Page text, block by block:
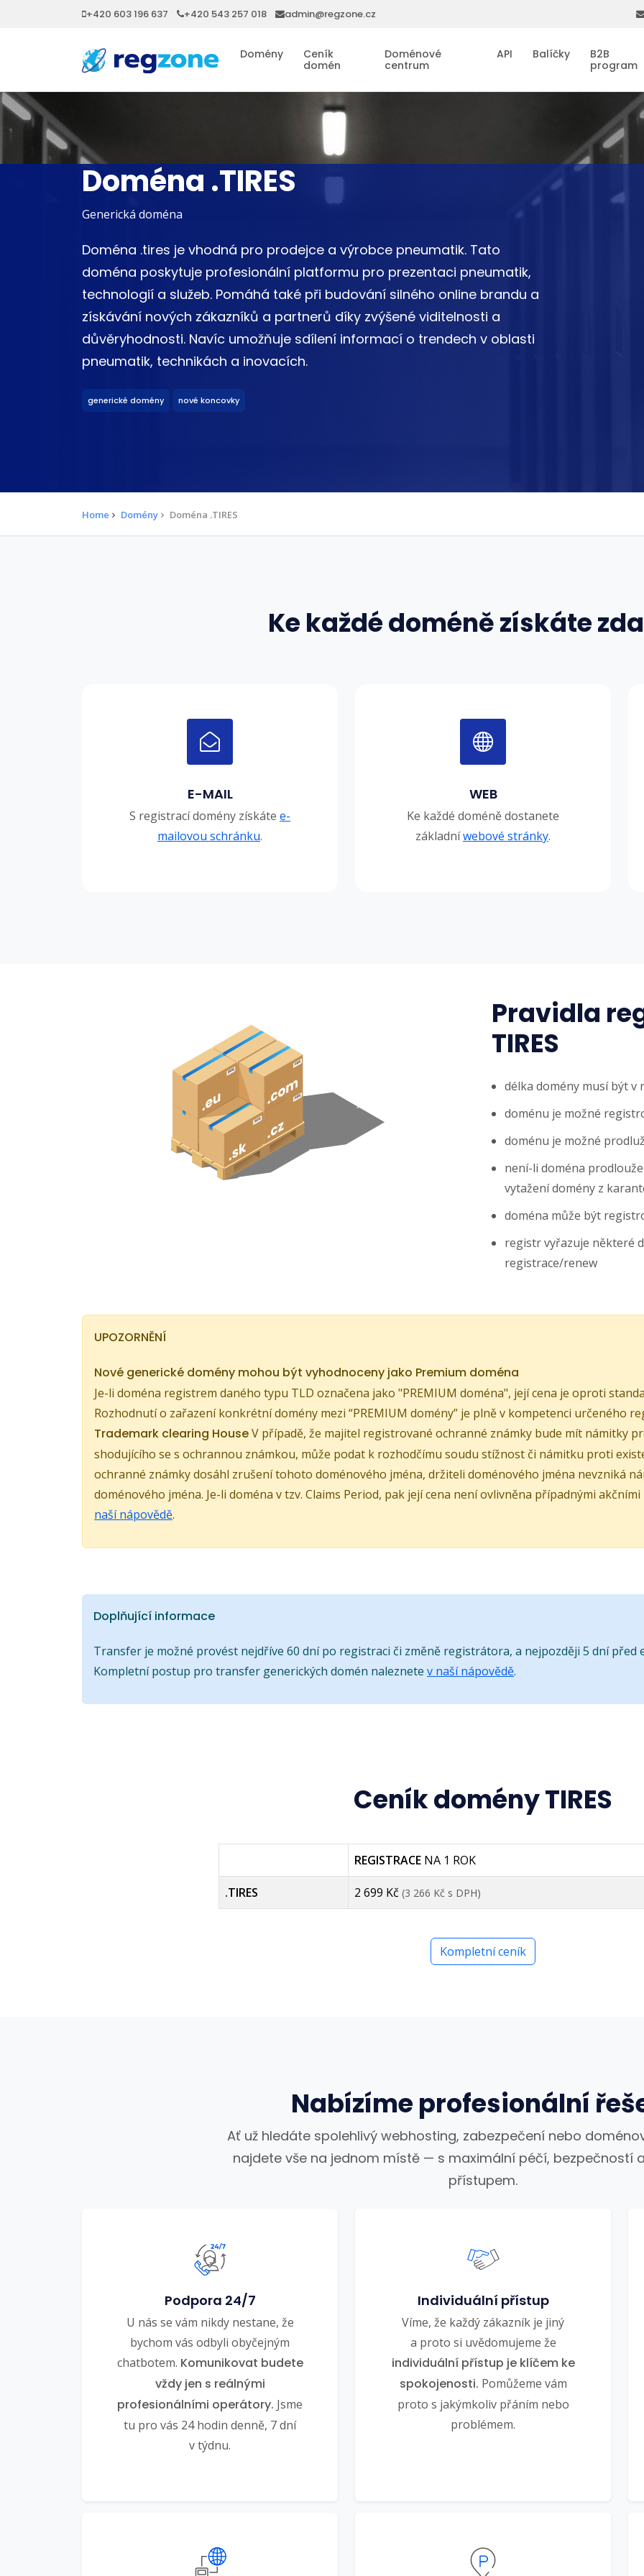
+420 603 196 637 +420 543 257 018 admin@regzone.cz
Domény
Ceník
domén
Doménové
centrum
API Balíčky
B2B
program
Doména .TIRES
Generická doména
Doména .tires je vhodná pro prodejce a výrobce pneumatik. Tato
doména poskytuje profesionální platformu pro prezentaci pneumatik,
technologií a služeb. Pomáhá také při budování silného online brandu a
získávání nových zákazníků a partnerů díky zvýšené viditelnosti a
důvěryhodnosti. Navíc umožňuje sdílení informací o trendech v oblasti
pneumatik, technikách a inovacích.
generické domény nové koncovky
Home Domény Doména .TIRES
Ke každé doméně získáte
E-MAIL
S registrací domény získáte e-
mailovou schránku.
WEB
Ke každé doméně dostanete
základníwebové stránky.
Pravidla
TIRES
délka domény musí být v
doménu je možné
doménu je možné
není-li doména
vytažení domény z
doména může být
registr vyřazuje některé
registrace/renew
UPOZORNĚNÍ
Nové generické domény mohou být vyhodnoceny jako Premium doména
Je-li doména registrem daného typu TLD označena jako "PREMIUM doména", její cena je oproti
Rozhodnutí o zařazení konkrétní domény mezi “PREMIUM domény” je plně v kompetenci určeného
Trademark clearing HouseV případě, že majitel registrované ochranné známky bude mít námitky
shodujícího se s ochrannou známkou, může podat k rozhodčímu soudu stížnost či námitku proti
ochranné známky dosáhl zrušení tohoto doménového jména, držiteli doménového jména nevzniká
doménového jména. Je-li doména v tzv. Claims Period, pak její cena není ovlivněna případnými
naší nápovědě.
Doplňující informace
Transfer je možné provést nejdříve 60 dní po registraci či změně registrátora, a nejpozději 5 dní před
Kompletní postup pro transfer generických domén naleznete v naší nápovědě.
Ceník domény TIRES
REGISTRACE NA 1 ROK
.TIRES 2 699 Kč (3 266 Kč s DPH)
Kompletní ceník
Nabízíme profesionální
Ať už hledáte spolehlivý webhosting, zabezpečení nebo
najdete vše na jednom místě — s maximální péčí, bezpečností
přístupem.
Podpora 24/7
U nás se vám nikdy nestane, že
bychom vás odbyli obyčejným
chatbotem. Komunikovat budete
vždy jen s reálnými
profesionálními operátory. Jsme
tu pro vás 24 hodin denně, 7 dní
v týdnu.
Individuální přístup
Víme, že každý zákazník je jiný
a proto si uvědomujeme že
individuální přístup je klíčem ke
spokojenosti. Pomůžeme vám
proto s jakýmkoliv přáním nebo
problémem.